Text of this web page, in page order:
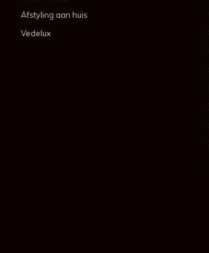
Afstyling aan huis
Vedelux